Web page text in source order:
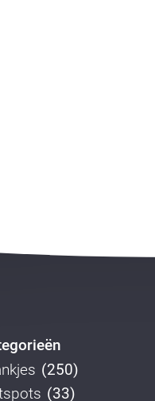
(250)
(33)